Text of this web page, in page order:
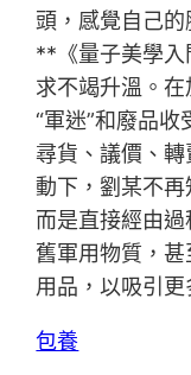
頭，感覺自己
**《量子美學入
求不竭升溫。
“軍迷”和廢品
尋貨、議價、轉
動下，劉某不再
而是直接經由過
舊軍用物質，
用品，以吸引更
包養